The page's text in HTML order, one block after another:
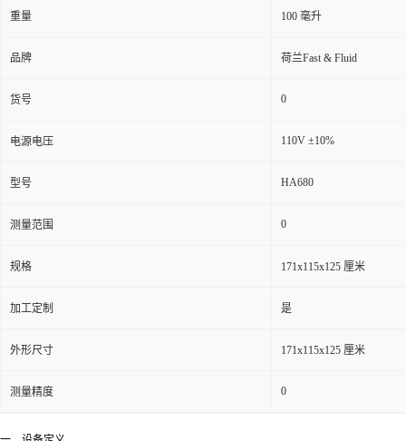
重量 100 毫升
品牌 荷兰Fast & Fluid
货号 0
电源电压 110V ±10%
型号 HA680
测量范围 0
规格 171x115x125 厘米
加工定制 是
外形尺寸 171x115x125 厘米
测量精度 0